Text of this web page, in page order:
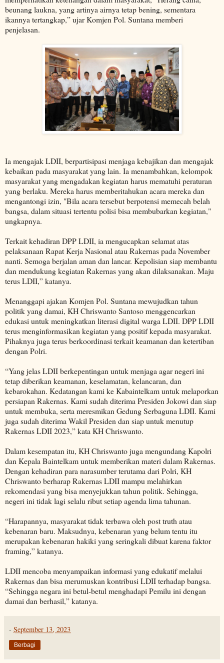
beunang laukna, yang artinya airnya tetap bening, sementara
ikannya tertangkap,” ujar Komjen Pol. Suntana memberi
penjelasan.
Ia mengajak LDII, berpartisipasi menjaga kebajikan dan mengajak
kebaikan pada masyarakat yang lain. Ia menambahkan, kelompok
masyarakat yang mengadakan kegiatan harus mematuhi peraturan
yang berlaku. Mereka harus memberitahukan acara mereka dan
mengantongi izin, "Bila acara tersebut berpotensi memecah belah
bangsa, dalam situasi tertentu polisi bisa membubarkan kegiatan,"
ungkapnya.
Terkait kehadiran DPP LDII, ia mengucapkan selamat atas
pelaksanaan Rapat Kerja Nasional atau Rakernas pada November
nanti. Semoga berjalan aman dan lancar. Kepolisian siap membantu
dan mendukung kegiatan Rakernas yang akan dilaksanakan. Maju
terus LDII,” katanya.
Menanggapi ajakan Komjen Pol. Suntana mewujudkan tahun
politik yang damai, KH Chriswanto Santoso menggencarkan
edukasi untuk meningkatkan literasi digital warga LDII. DPP LDII
terus menginformasikan kegiatan yang positif kepada masyarakat.
Pihaknya juga terus berkoordinasi terkait keamanan dan ketertiban
dengan Polri.
“Yang jelas LDII berkepentingan untuk menjaga agar negeri ini
tetap diberikan keamanan, keselamatan, kelancaran, dan
kebarokahan. Kedatangan kami ke Kabaintelkam untuk melaporkan
persiapan Rakernas. Kami sudah diterima Presiden Jokowi dan siap
untuk membuka, serta meresmikan Gedung Serbaguna LDII. Kami
juga sudah diterima Wakil Presiden dan siap untuk menutup
Rakernas LDII 2023,” kata KH Chriswanto.
Dalam kesempatan itu, KH Chriswanto juga mengundang Kapolri
dan Kepala Baintelkam untuk memberikan materi dalam Rakernas.
Dengan kehadiran para narasumber terutama dari Polri, KH
Chriswanto berharap Rakernas LDII mampu melahirkan
rekomendasi yang bisa menyejukkan tahun politik. Sehingga,
negeri ini tidak lagi selalu ribut setiap agenda lima tahunan.
“Harapannya, masyarakat tidak terbawa oleh post truth atau
kebenaran baru. Maksudnya, kebenaran yang belum tentu itu
merupakan kebenaran hakiki yang seringkali dibuat karena faktor
framing,” katanya.
LDII mencoba menyampaikan informasi yang edukatif melalui
Rakernas dan bisa merumuskan kontribusi LDII terhadap bangsa.
“Sehingga negara ini betul-betul menghadapi Pemilu ini dengan
damai dan berhasil,” katanya.
- September 13, 2023
Berbagi